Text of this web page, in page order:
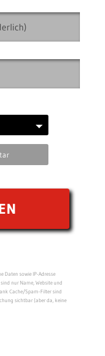
Daten sowie IP-Adresse
nur Name, Website und
Cache/Spam-Filter sind
sichtbar (aber da, keine